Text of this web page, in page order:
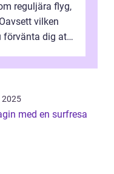
reguljära flyg,
vilken
förvänta dig att
2025
med en surfresa